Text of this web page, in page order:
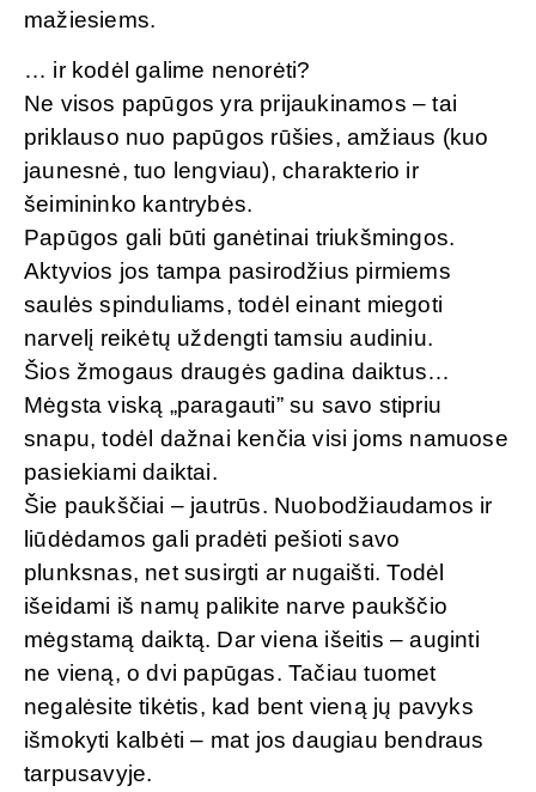
mažiesiems.
… ir kodėl galime nenorėti?
Ne visos papūgos yra prijaukinamos – tai
priklauso nuo papūgos rūšies, amžiaus (kuo
jaunesnė, tuo lengviau), charakterio ir
šeimininko kantrybės.
Papūgos gali būti ganėtinai triukšmingos.
Aktyvios jos tampa pasirodžius pirmiems
saulės spinduliams, todėl einant miegoti
narvelį reikėtų uždengti tamsiu audiniu.
Šios žmogaus draugės gadina daiktus…
Mėgsta viską „paragauti” su savo stipriu
snapu, todėl dažnai kenčia visi joms namuose
pasiekiami daiktai.
Šie paukščiai – jautrūs. Nuobodžiaudamos ir
liūdėdamos gali pradėti pešioti savo
plunksnas, net susirgti ar nugaišti. Todėl
išeidami iš namų palikite narve paukščio
mėgstamą daiktą. Dar viena išeitis – auginti
ne vieną, o dvi papūgas. Tačiau tuomet
negalėsite tikėtis, kad bent vieną jų pavyks
išmokyti kalbėti – mat jos daugiau bendraus
tarpusavyje.